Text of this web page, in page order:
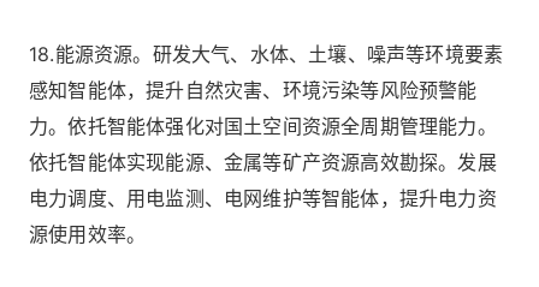
18.能源资源。研发大气、水体、土壤、噪声等环境要素
感知智能体，提升自然灾害、环境污染等风险预警能
力。依托智能体强化对国土空间资源全周期管理能力。
依托智能体实现能源、金属等矿产资源高效勘探。发展
电力调度、用电监测、电网维护等智能体，提升电力资
源使用效率。